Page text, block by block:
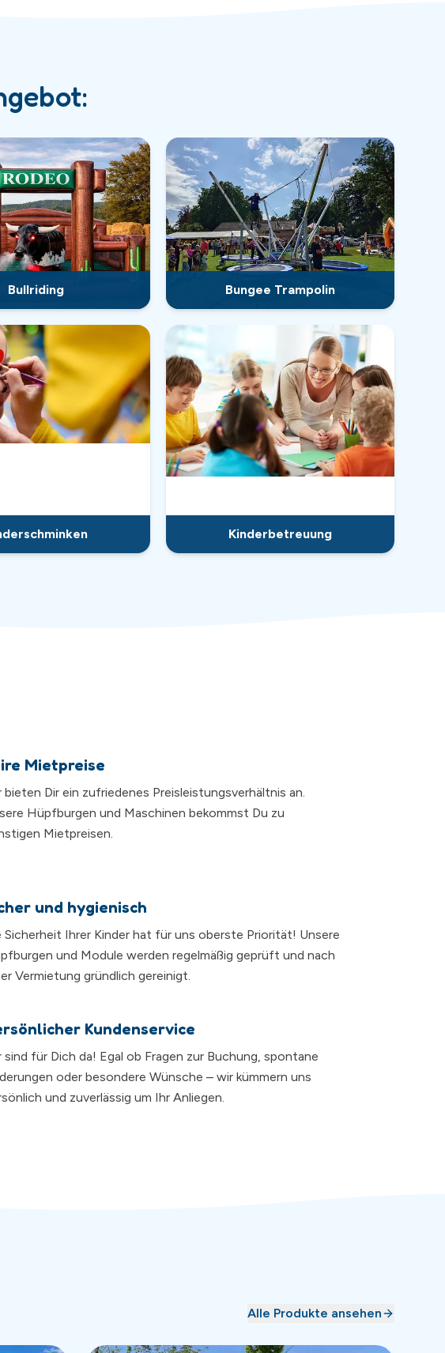
Bullriding Bungee Trampolin
Kinderbetreuung
Mietpreise
bieten Dir ein zufriedenes Preisleistungsverhältnis an.
Hüpfburgen und Maschinen bekommst Du zu
Mietpreisen.
und hygienisch
Sicherheit Ihrer Kinder hat für uns oberste Priorität! Unsere
und Module werden regelmäßig geprüft und nach
Vermietung gründlich gereinigt.
Kundenservice
sind für Dich da! Egal ob Fragen zur Buchung, spontane
oder besondere Wünsche – wir kümmern uns
und zuverlässig um Ihr Anliegen.
Alle Produkte ansehen